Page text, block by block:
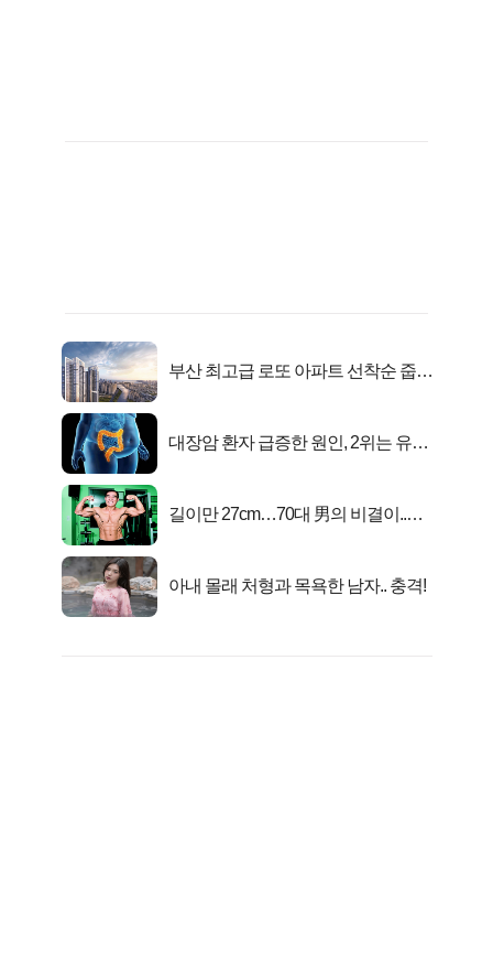
부산 최고급 로또 아파트 선착순 줍줍
대장암 환자 급증한 원인, 2위는 유산
길이만 27cm…70대 男의 비결이..충
아내 몰래 처형과 목욕한 남자.. 충격!